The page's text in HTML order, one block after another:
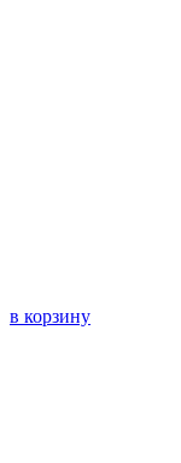
в корзину